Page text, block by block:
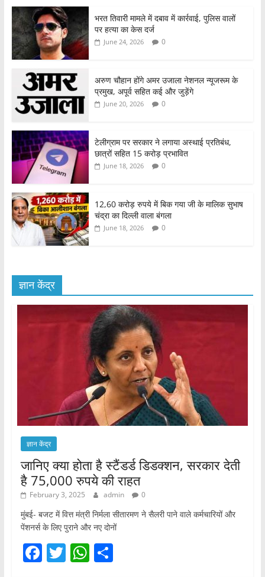
भरत तिवारी मामले में दबाव में कार्रवाई, पुलिस वालों
पर हत्या का केस दर्ज
June 24, 2026 0
अरुण चौहान होंगे अमर उजाला नेशनल न्यूजरूम के
प्रमुख, अपूर्व सहित कई और जुड़ेंगे
June 20, 2026 0
टेलीग्राम पर सरकार ने लगाया अस्थाई प्रतिबंध,
छात्रों सहित 15 करोड़ प्रभावित
June 18, 2026 0
12,60 करोड़ रुपये में बिक गया जी के मालिक सुभाष
चंद्रा का दिल्ली वाला बंगला
June 18, 2026 0
ज्ञान केंद्र
ज्ञान केंद्र
जानिए क्या होता है स्टैंडर्ड डिडक्शन, सरकार देती
है 75,000 रुपये की राहत
February 3, 2025 admin 0
मुंबई- बजट में वित्त मंत्री निर्मला सीतारमण ने सैलरी पाने वाले कर्मचारियों और
पेंशनर्स के लिए पुराने और नए दोनों
F T W S